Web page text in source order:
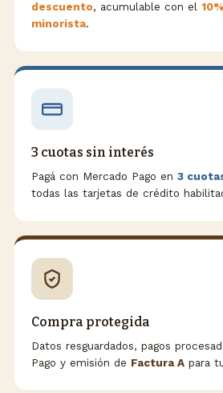
descuento, acumulable con el
minorista.
3 cuotas sin interés
Pagá con Mercado Pago en 3
todas las tarjetas de crédito
Compra protegida
Datos resguardados, pagos
Pago y emisión de Factura Apara